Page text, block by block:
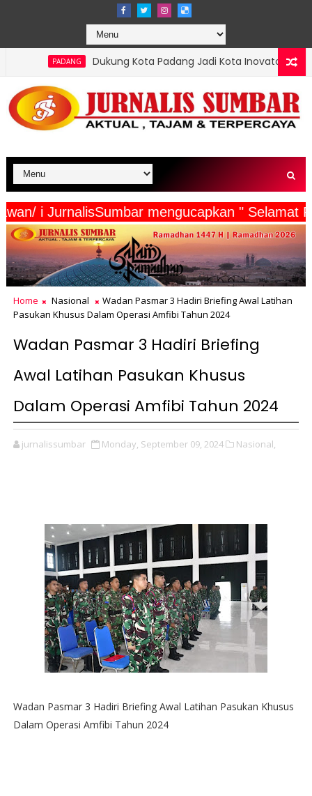
Kota Padang Jadi Kota Inovator, Kartu Registrasi Kesenian
Wartawan/ i JurnalisSumbar mengucapkan "
Home Nasional
Wadan Pasmar 3 Hadiri Briefing Awal Latihan
Pasukan Khusus Dalam Operasi Amfibi Tahun 2024
Wadan Pasmar 3 Hadiri Briefing
Awal Latihan Pasukan Khusus
Dalam Operasi Amfibi Tahun 2024
jurnalissumbar Monday, September 09, 2024 Nasional,
Wadan Pasmar 3 Hadiri Briefing Awal Latihan Pasukan Khusus
Dalam Operasi Amfibi Tahun 2024